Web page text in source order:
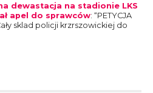
dewastacja na stadionie LKS
apel do sprawców: “PETYCJA
sklad policji krzrszowickiej do